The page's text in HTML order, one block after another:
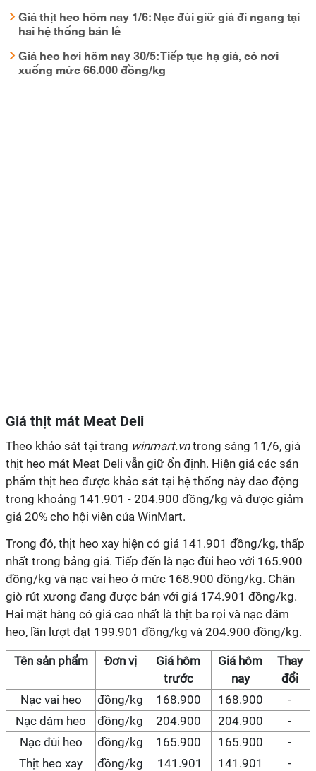
Giá thịt heo hôm nay 1/6: Nạc đùi giữ giá đi ngang tại
hai hệ thống bán lẻ
Giá heo hơi hôm nay 30/5: Tiếp tục hạ giá, có nơi
xuống mức 66.000 đồng/kg
Giá thịt mát Meat Deli
Theo khảo sát tại trang winmart.vntrong sáng 11/6, giá
thịt heo mát Meat Deli vẫn giữ ổn định. Hiện giá các sản
phẩm thịt heo được khảo sát tại hệ thống này dao động
trong khoảng 141.901 - 204.900 đồng/kg và được giảm
giá 20% cho hội viên của WinMart.
Trong đó, thịt heo xay hiện có giá 141.901 đồng/kg, thấp
nhất trong bảng giá. Tiếp đến là nạc đùi heo với 165.900
đồng/kg và nạc vai heo ở mức 168.900 đồng/kg. Chân
giò rút xương đang được bán với giá 174.901 đồng/kg.
Hai mặt hàng có giá cao nhất là thịt ba rọi và nạc dăm
heo, lần lượt đạt 199.901 đồng/kg và 204.900 đồng/kg.
Tên sản phẩm Đơn vị
Giá hôm
trước
Giá hôm
nay
Thay
đổi
Nạc vai heo
đồng/kg 168.900 168.900
-
Nạc dăm heo
đồng/kg 204.900 204.900
-
Nạc đùi heo
đồng/kg 165.900 165.900
-
Thịt heo xay
đồng/kg 141.901 141.901
-